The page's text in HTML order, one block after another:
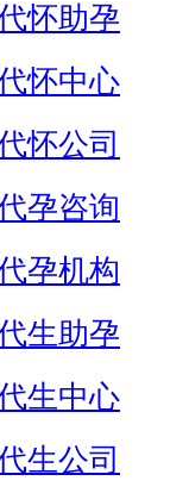
怀助孕
怀中心
怀公司
孕咨询
孕机构
生助孕
生中心
生公司